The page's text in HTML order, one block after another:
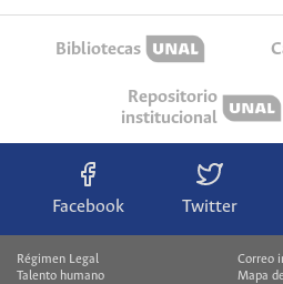
Bibliotecas
Repositorio
institucional
Facebook Twitter
Régimen Legal
Talento humano
Correo
Mapa